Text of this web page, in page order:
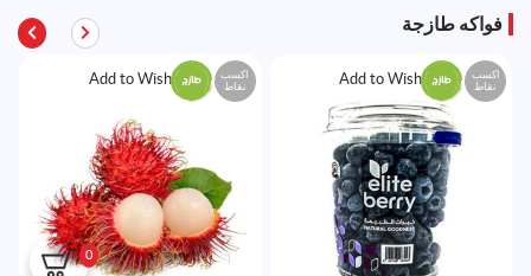
0
فواكه طازجة
Add to Wishlist
اكسب
نقاط
Add to Wishlist
اكسب
نقاط